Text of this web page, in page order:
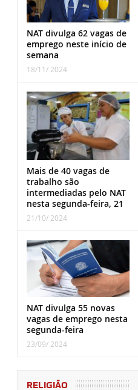
NAT divulga 62 vagas de
emprego neste início de
semana
18/11/ 2024
Mais de 40 vagas de
trabalho são
intermediadas pelo NAT
nesta segunda-feira, 21
21/10/ 2024
NAT divulga 55 novas
vagas de emprego nesta
segunda-feira
23/09/ 2024
RELIGIÃO